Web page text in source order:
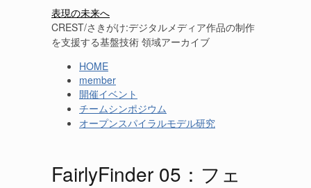
表現の未来へ
CREST/さきがけ:デジタルメディア作品の制作
を支援する基盤技術 領域アーカイブ
HOME
member
開催イベント
チームシンポジウム
オープンスパイラルモデル研究
FairlyFinder 05：フェ